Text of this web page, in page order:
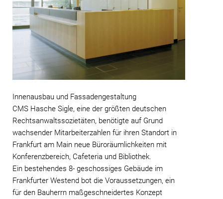
Innenausbau und Fassadengestaltung
CMS Hasche Sigle, eine der größten deutschen
Rechtsanwaltssozietäten, benötigte auf Grund
wachsender Mitarbeiterzahlen für ihren Standort in
Frankfurt am Main neue Büroräumlichkeiten mit
Konferenzbereich, Cafeteria und Bibliothek.
Ein bestehendes 8- geschossiges Gebäude im
Frankfurter Westend bot die Voraussetzungen, ein
für den Bauherrn maßgeschneidertes Konzept